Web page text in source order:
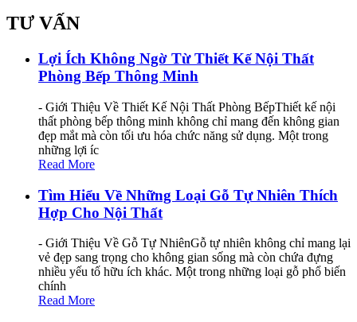
TƯ VẤN
Lợi Ích Không Ngờ Từ Thiết Kế Nội Thất
Phòng Bếp Thông Minh
- Giới Thiệu Về Thiết Kế Nội Thất Phòng BếpThiết kế nội
thất phòng bếp thông minh không chỉ mang đến không gian
đẹp mắt mà còn tối ưu hóa chức năng sử dụng. Một trong
những lợi íc
Read More
Tìm Hiểu Về Những Loại Gỗ Tự Nhiên Thích
Hợp Cho Nội Thất
- Giới Thiệu Về Gỗ Tự NhiênGỗ tự nhiên không chỉ mang lại
vẻ đẹp sang trọng cho không gian sống mà còn chứa đựng
nhiều yếu tố hữu ích khác. Một trong những loại gỗ phổ biến
chính
Read More